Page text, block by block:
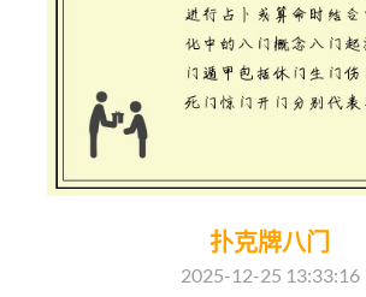
扑克牌八门
2025-12-25 13:33:16